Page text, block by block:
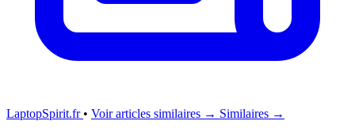
LaptopSpirit.fr • Voir articles similaires → Similaires →